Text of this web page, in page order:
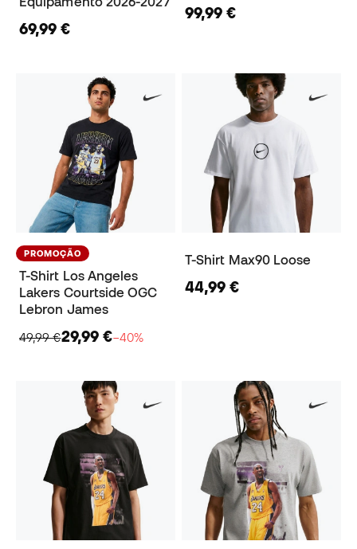
69,99 €
99,99 €
PROMOÇÃO
T-Shirt Los Angeles
Lakers Courtside OGC
Lebron James
49,99 €29,99 €−40%
T-Shirt Max90 Loose
44,99 €